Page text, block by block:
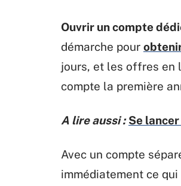
Ouvrir un compte
démarche pour
jours, et les offres en
compte la première
A lire aussi : Se
Avec un compte
immédiatement ce